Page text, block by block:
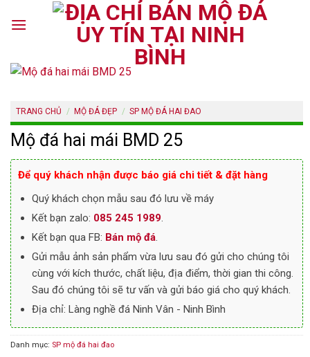
TRANG CHỦ / MỘ ĐÁ ĐẸP / SP MỘ ĐÁ HAI ĐAO
Mộ đá hai mái BMD 25
Để quý khách nhận được báo giá chi tiết & đặt hàng
Quý khách chọn mẫu sau đó lưu về máy
Kết bạn zalo: 085 245 1989.
Kết bạn qua FB: Bán mộ đá.
Gửi mẫu ảnh sản phẩm vừa lưu sau đó gửi cho chúng tôi
cùng với kích thước, chất liệu, địa điểm, thời gian thi công.
Sau đó chúng tôi sẽ tư vấn và gửi báo giá cho quý khách.
Địa chỉ: Làng nghề đá Ninh Vân - Ninh Bình
Danh mục: SP mộ đá hai đao